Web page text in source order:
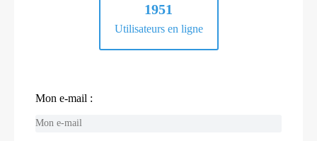
1951
Utilisateurs en ligne
Mon e-mail :